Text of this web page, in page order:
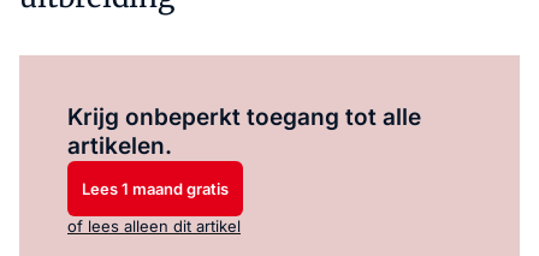
Krijg onbeperkt toegang tot alle
artikelen.
Lees 1 maand gratis
of lees alleen dit artikel